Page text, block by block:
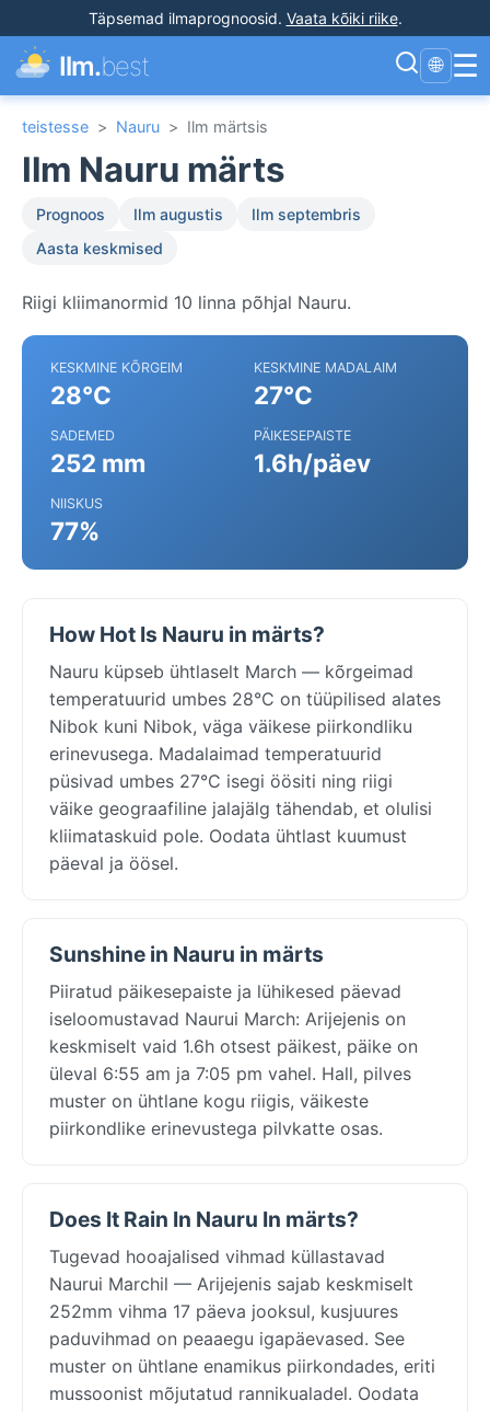
Täpsemad ilmaprognoosid. Vaata kõiki riike.
Ilm.best 🌐 ☰
teistesse > Nauru > Ilm märtsis
Ilm Nauru märts
Prognoos Ilm augustis
Ilm septembris
Aasta keskmised
Riigi kliimanormid 10 linna põhjal Nauru.
KESKMINE KÕRGEIM
28°C
KESKMINE MADALAIM
27°C
SADEMED
252 mm
PÄIKESEPAISTE
1.6h/päev
NIISKUS
77%
How Hot Is Nauru in märts?
Nauru küpseb ühtlaselt March — kõrgeimad
temperatuurid umbes 28°C on tüüpilised alates
Nibok kuni Nibok, väga väikese piirkondliku
erinevusega. Madalaimad temperatuurid
püsivad umbes 27°C isegi öösiti ning riigi
väike geograafiline jalajälg tähendab, et olulisi
kliimataskuid pole. Oodata ühtlast kuumust
päeval ja öösel.
Sunshine in Nauru in märts
Piiratud päikesepaiste ja lühikesed päevad
iseloomustavad Naurui March: Arijejenis on
keskmiselt vaid 1.6h otsest päikest, päike on
üleval 6:55 am ja 7:05 pm vahel. Hall, pilves
muster on ühtlane kogu riigis, väikeste
piirkondlike erinevustega pilvkatte osas.
Does It Rain In Nauru In märts?
Tugevad hooajalised vihmad küllastavad
Naurui Marchil — Arijejenis sajab keskmiselt
252mm vihma 17 päeva jooksul, kusjuures
paduvihmad on peaaegu igapäevased. See
muster on ühtlane enamikus piirkondades, eriti
mussoonist mõjutatud rannikualadel. Oodata